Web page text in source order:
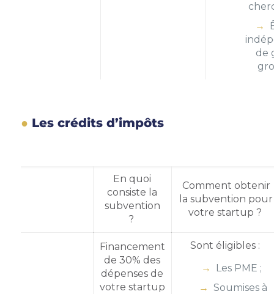
de
Les crédits d’impôts
En quoi
consiste la
subvention
?
Comment obtenir
lasubvention pour
votre startup ?
Financement
de 30% des
dépenses de
votre startup
Sont éligibles :
Les PME ;
Soumises à